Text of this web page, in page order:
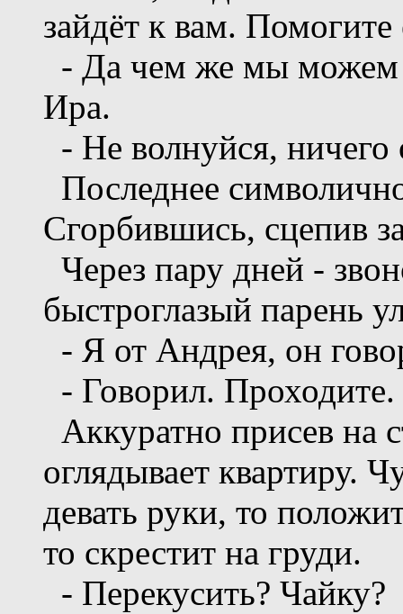
зайдёт к вам. Помогите
- Да чем же мы можем
Ира.
- Не волнуйся, ничего
Последнее
Сгорбившись, сцепив
Через пару дней -
быстроглазый парень
- Я от Андрея, он
- Говорил. Проходите.
Аккуратно присев на
оглядывает квартиру.
девать руки, то
то скрестит на груди.
- Перекусить? Чайку?